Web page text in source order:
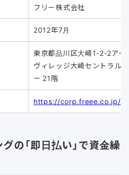
フリー株式会社
2012年7月
東京都品川区大崎1-2-2アー
ヴィレッジ大崎セントラル
ー 21階
https://corp.freee.co.jp/
の「即日払い」で資金繰